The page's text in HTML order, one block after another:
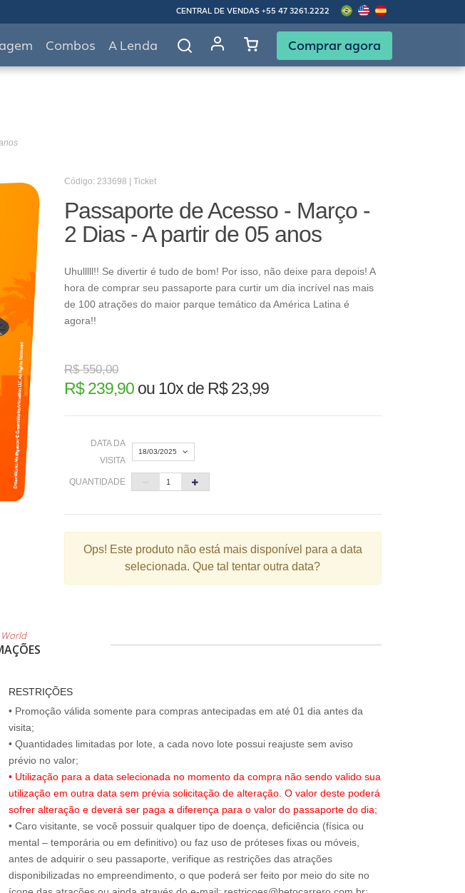
CENTRAL DE VENDAS +55 47 3261.2222
Combos A Lenda Comprar agora
Código: 233698 | Ticket
Passaporte de Acesso - Março -
2 Dias - A partir de 05 anos
Uhulllll!! Se divertir é tudo de bom! Por isso, não deixe para depois! A
hora de comprar seu passaporte para curtir um dia incrível nas mais
de 100 atrações do maior parque temático da América Latina é
agora!!
R$ 550,00
R$ 239,90ou 10x de R$ 23,99
DATA DA
VISITA
18/03/2025
1
2 3 4 5 6 7 8
9 10 11 12 13 14 15
QUANTIDADE
Ops! Este produto não está mais disponível para a data
selecionada. Que tal tentar outra data?
RESTRIÇÕES
• Promoção válida somente para compras antecipadas em até 01 dia antes da
visita;
• Quantidades limitadas por lote, a cada novo lote possui reajuste sem aviso
• Utilização para a data selecionada no momento da compra não sendo valido sua
utilização em outra data sem prévia solicitação de alteração. O valor deste poderá
sofrer alteração e deverá ser paga a diferença para o valor do passaporte do dia;
• Caro visitante, se você possuir qualquer tipo de doença, deficiência (física ou
mental – temporária ou em definitivo) ou faz uso de próteses fixas ou móveis,
antes de adquirir o seu passaporte, verifique as restrições das atrações
disponibilizadas no empreendimento, o que poderá ser feito por meio do site no